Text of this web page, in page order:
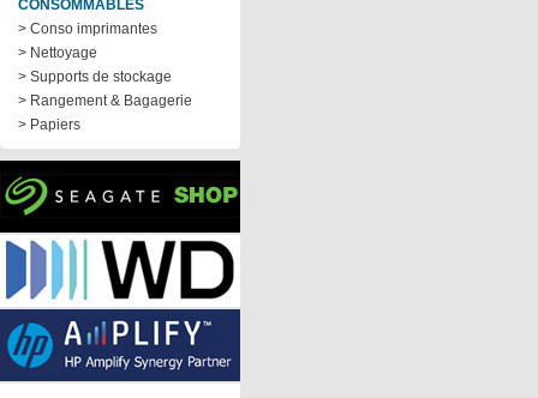
CONSOMMABLES
> Conso imprimantes
> Nettoyage
> Supports de stockage
> Rangement & Bagagerie
> Papiers